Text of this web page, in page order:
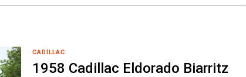
CADILLAC
1958 Cadillac Eldorado Biarritz